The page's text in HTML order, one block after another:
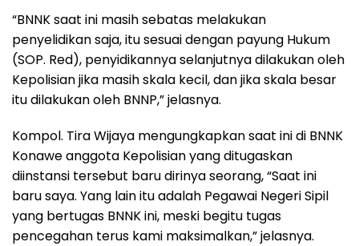
“BNNK saat ini masih sebatas melakukan
penyelidikan saja, itu sesuai dengan payung Hukum
(SOP. Red), penyidikannya selanjutnya dilakukan oleh
Kepolisian jika masih skala kecil, dan jika skala besar
itu dilakukan oleh BNNP,” jelasnya.
Kompol. Tira Wijaya mengungkapkan saat ini di BNNK
Konawe anggota Kepolisian yang ditugaskan
diinstansi tersebut baru dirinya seorang, “Saat ini
baru saya. Yang lain itu adalah Pegawai Negeri Sipil
yang bertugas BNNK ini, meski begitu tugas
pencegahan terus kami maksimalkan,” jelasnya.